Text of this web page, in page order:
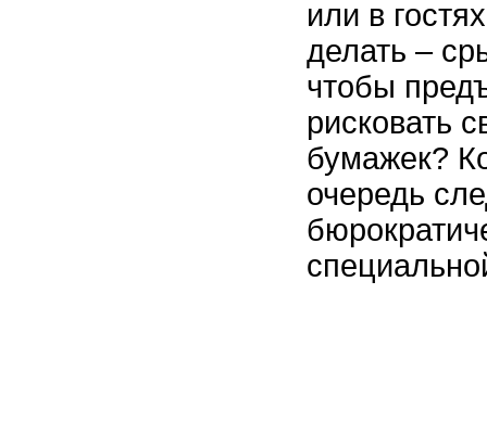
или в
делать –
чтобы
рисковать
бумажек?
очередь